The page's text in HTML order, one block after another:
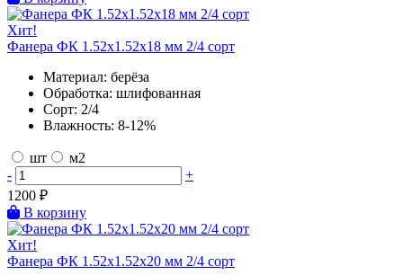
Хит!
Фанера ФК 1.52х1.52х18 мм 2/4 сорт
Материал: берёза
Обработка: шлифованная
Сорт: 2/4
Влажность: 8-12%
шт
м2
-
+
1200 ₽
В корзину
Хит!
Фанера ФК 1.52х1.52х20 мм 2/4 сорт